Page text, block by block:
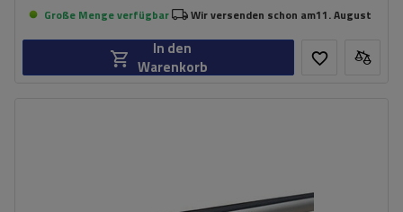
Große Menge verfügbar Wir versenden schon am11. August
In den
Warenkorb